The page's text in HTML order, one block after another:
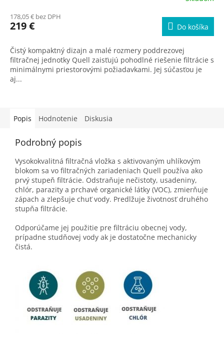
R
M
O
produktu
je
z
5
hviezdičiek.
178,05 € bez DPH
219 € Do košíka
Čistý kompaktný dizajn a malé rozmery poddrezovej
filtračnej jednotky Quell zaisťujú pohodlné riešenie filtrácie s
minimálnymi priestorovými požiadavkami. Jej súčasťou je
aj...
Popis Hodnotenie Diskusia
Podrobný popis
Vysokokvalitná filtračná vložka s aktivovaným uhlíkovým
blokom sa vo filtračných zariadeniach Quell používa ako
prvý stupeň filtrácie. Odstraňuje nečistoty, usadeniny,
chlór, parazity a prchavé organické látky (VOC), zmierňuje
zápach a zlepšuje chuť vody. Predlžuje životnosť druhého
stupňa filtrácie.
Odporúčame jej použitie pre filtráciu obecnej vody,
prípadne studňovej vody ak je dostatočne mechanicky
čistá.